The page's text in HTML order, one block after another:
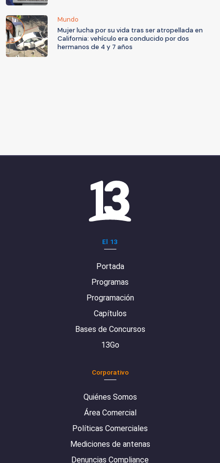
Mundo
Mujer lucha por su vida tras ser atropellada en
California: vehículo era conducido por dos
hermanos de 4 y 7 años
El 13
Portada
Programas
Programación
Capítulos
Bases de Concursos
13Go
Corporativo
Quiénes Somos
Área Comercial
Políticas Comerciales
Mediciones de antenas
Denuncias Compliance